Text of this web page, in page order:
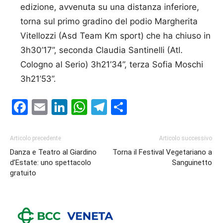
edizione, avvenuta su una distanza inferiore,
torna sul primo gradino del podio Margherita
Vitellozzi (Asd Team Km sport) che ha chiuso in
3h30’17”, seconda Claudia Santinelli (Atl.
Cologno al Serio) 3h21’34”, terza Sofia Moschi
3h21’53”.
Facebook
EmailLinkedIn
WhatsApp
Telegram
Articolo precedente
Danza e Teatro al Giardino
d’Estate: uno spettacolo
gratuito
Articolo successivo
Torna il Festival Vegetariano a
Sanguinetto